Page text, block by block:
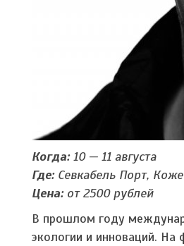
Когда:10 — 11 августа
Где:Севкабель Порт,
Цена:от 2500 рублей
В прошлом году
экологии и инноваций. На